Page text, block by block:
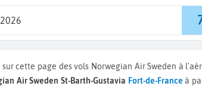
cette page des vols Norwegian Air Sweden à
Air Sweden St-Barth-Gustavia Fort-de-France à